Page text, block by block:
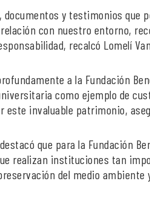
documentos y testimonios que
con nuestro entorno,
recalcó Lomelí
a la Fundación
como ejemplo de
este invaluable patrimonio,
que para la Fundación
realizan instituciones tan
del medio